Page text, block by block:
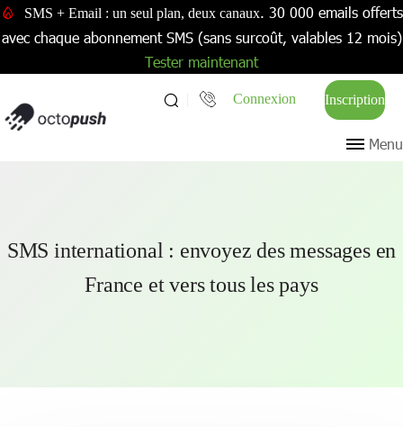
SMS + Email : un seul plan, deux canaux. 30 000 emails offerts
avec chaque abonnement SMS (sans surcoût, valables 12 mois)
Tester maintenant
Connexion Inscription
Menu
SMS international : envoyez des messages en
France et vers tous les pays